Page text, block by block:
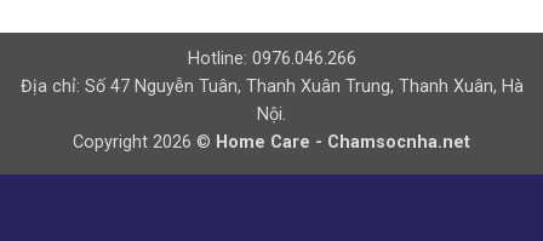
Hotline: 0976.046.266
Địa chỉ: Số 47 Nguyễn Tuân, Thanh Xuân Trung, Thanh Xuân, Hà
Nội.
Copyright 2026 © Home Care - Chamsocnha.net